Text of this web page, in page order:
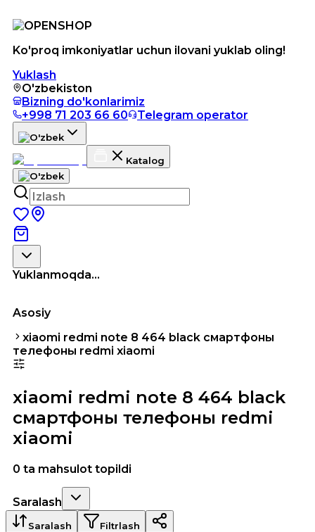
Ko'proq imkoniyatlar uchun ilovani yuklab oling!
Yuklash
O'zbekiston
Bizning do'konlarimiz
+998 71 203 66 60
Telegram operator
Katalog
Yuklanmoqda...
Asosiy
xiaomi redmi note 8 464 black смартфоны
телефоны redmi xiaomi
xiaomi redmi note 8 464 black
смартфоны телефоны redmi
xiaomi
0 ta mahsulot topildi
Saralash
Saralash Filtrlash